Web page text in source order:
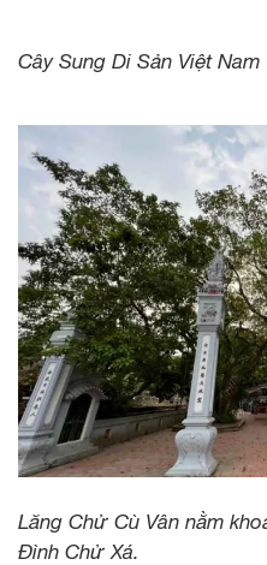
Cây Sung Di Sản Việt Nam
Lăng Chử Cù Vân nằm
Đình Chử Xá.